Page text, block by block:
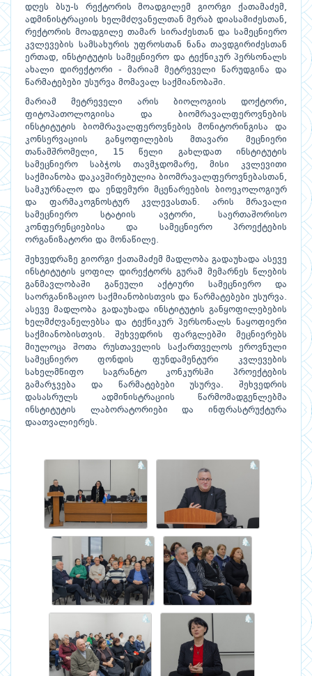
დღეს ბსუ-ს რექტორის მოადგილემ გიორგი ქათამაძემ,
ადმინისტრაციის ხელმძღვანელთან მერაბ დიასამიძესთან,
რექტორის მოადგილე თამარ სირაძესთან და სამეცნიერო
კვლევების სამსახურის უფროსთან ნანა თავდგირიძესთან
ერთად, ინსტიტუტის სამეცნიერო და ტექნიკურ პერსონალს
ახალი დირექტორი - მარიამ მეტრეველი წარუდგინა და
წარმატებები უსურვა მომავალ საქმიანობაში.
მარიამ მეტრეველი არის ბიოლოგიის დოქტორი,
ფიტოპათოლოგიისა და ბიომრავალფეროვნების
ინსტიტუტის ბიომრავალფეროვნების მონიტორინგისა და
კონსერვაციის განყოფილების მთავარი მეცნიერი
თანამშრომელი, 15 წელი გახლდათ ინსტიტუტის
სამეცნიერო საბჭოს თავმჯდომარე, მისი კვლევითი
საქმიანობა დაკავშირებულია ბიომრავალფეროვნებასთან,
სამკურნალო და ენდემური მცენარეების ბიოეკოლოგიურ
და ფარმაკოგნოსტურ კვლევასთან. არის მრავალი
სამეცნიერო სტატიის ავტორი, საერთაშორისო
კონფერენციებისა და სამეცნიერო პროექტების
ორგანიზატორი და მონაწილე.
შეხვედრაზე გიორგი ქათამაძემ მადლობა გადაუხადა ასევე
ინსტიტუტის ყოფილ დირექტორს გურამ მემარნეს წლების
განმავლობაში გაწეული აქტიური სამეცნიერო და
საორგანიზაციო საქმიანობისთვის და წარმატებები უსურვა.
ასევე მადლობა გადაუხადა ინსტიტუტის განყოფილებების
ხელმძღვანელებსა და ტექნიკურ პერსონალს ნაყოფიერი
საქმიანობისთვის. შეხვედრის ფარგლებში მეცნიერებს
მიულოცა შოთა რუსთაველის საქართველოს ეროვნული
სამეცნიერო ფონდის ფუნდამენტური კვლევების
სახელმწიფო საგრანტო კონკურსში პროექტების
გამარჯვება და წარმატებები უსურვა. შეხვედრის
დასასრულს ადმინისტრაციის წარმომადგენლებმა
ინსტიტუტის ლაბორატორიები და ინფრასტრუქტურა
დაათვალიერეს.